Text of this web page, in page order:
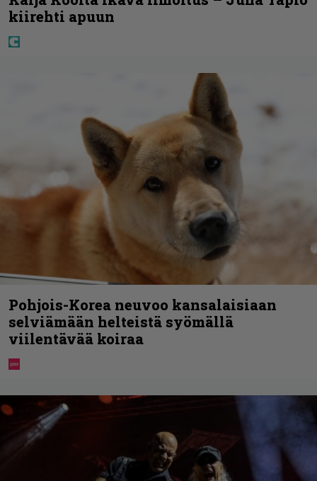
kiirehti apuun
Pohjois-Korea neuvoo kansalaisiaan
selviämään helteistä syömällä
viilentävää koiraa